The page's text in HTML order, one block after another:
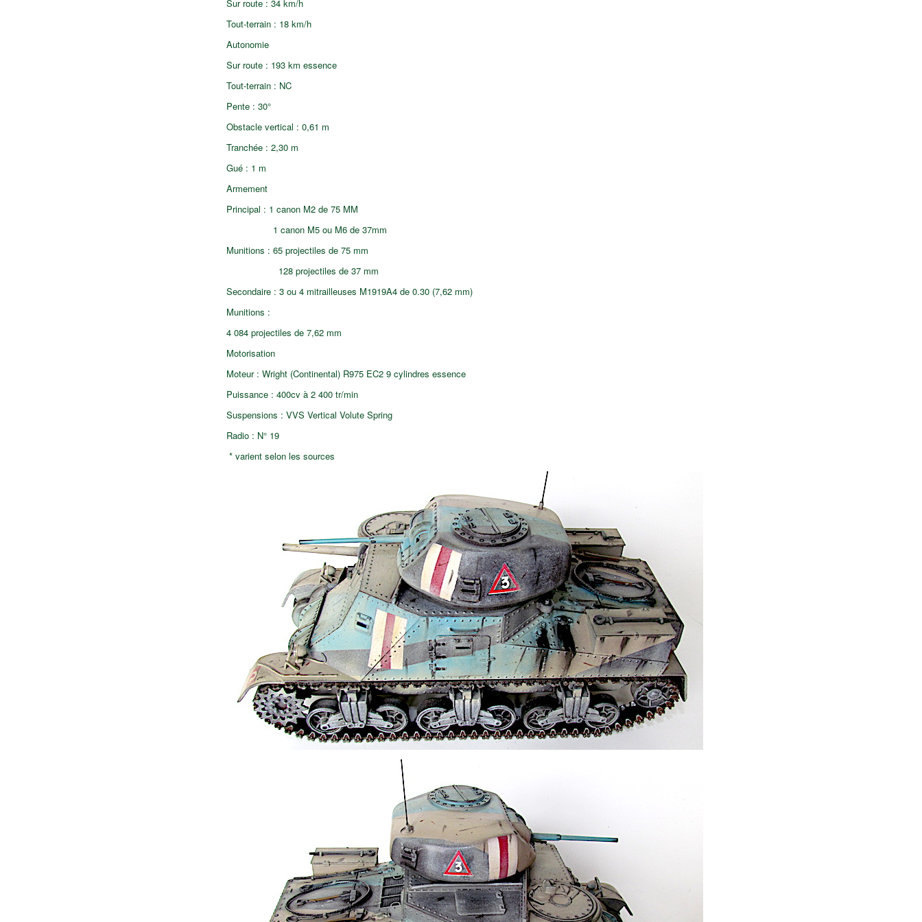
Sur route : 34 km/h
Tout-terrain : 18 km/h
Autonomie
Sur route : 193 km essence
Tout-terrain : NC
Pente : 30°
Obstacle vertical : 0,61 m
Tranchée : 2,30 m
Gué : 1 m
Armement
Principal : 1 canon M2 de 75 MM
1 canon M5 ou M6 de 37mm
Munitions : 65 projectiles de 75 mm
128 projectiles de 37 mm
Secondaire : 3 ou 4 mitrailleuses M1919A4 de 0.30 (7,62 mm)
Munitions :
4 084 projectiles de 7,62 mm
Motorisation
Moteur : Wright (Continental) R975 EC2 9 cylindres essence
Puissance : 400cv à 2 400 tr/min
Suspensions : VVS Vertical Volute Spring
Radio : N° 19
* varient selon les sources